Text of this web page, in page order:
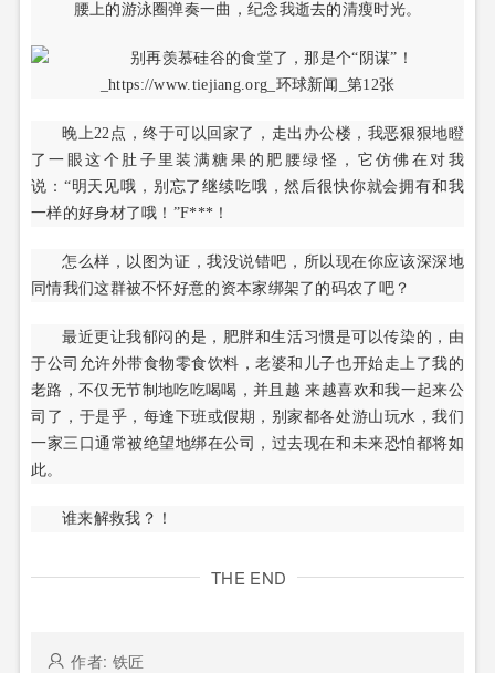
腰上的游泳圈弹奏一曲，纪念我逝去的清瘦时光。
晚上22点，终于可以回家了，走出办公楼，我恶狠狠地瞪
了一眼这个肚子里装满糖果的肥腰绿怪，它仿佛在对我
说：“明天见哦，别忘了继续吃哦，然后很快你就会拥有和我
一样的好身材了哦！”F***！
怎么样，以图为证，我没说错吧，所以现在你应该深深地
同情我们这群被不怀好意的资本家绑架了的码农了吧？
最近更让我郁闷的是，肥胖和生活习惯是可以传染的，由
于公司允许外带食物零食饮料，老婆和儿子也开始走上了我的
老路，不仅无节制地吃吃喝喝，并且越 来越喜欢和我一起来公
司了，于是乎，每逢下班或假期，别家都各处游山玩水，我们
一家三口通常被绝望地绑在公司，过去现在和未来恐怕都将如
此。
谁来解救我？！
THE END
作者: 铁匠